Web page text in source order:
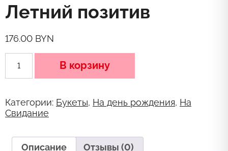
Летний позитив
176.00 BYN
товара
Летний
В корзину
Категории: Букеты, На день рождения, На
Свидание
Описание Отзывы (0)